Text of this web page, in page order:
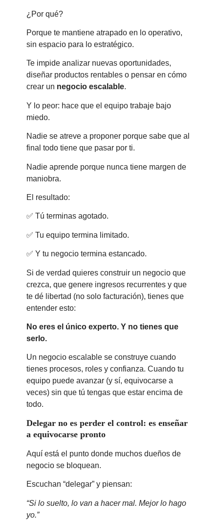
¿Por qué?
Porque te mantiene atrapado en lo operativo,
sin espacio para lo estratégico.
Te impide analizar nuevas oportunidades,
diseñar productos rentables o pensar en cómo
crear un negocio escalable.
Y lo peor: hace que el equipo trabaje bajo
miedo.
Nadie se atreve a proponer porque sabe que al
final todo tiene que pasar por ti.
Nadie aprende porque nunca tiene margen de
maniobra.
El resultado:
✅ Tú terminas agotado.
✅ Tu equipo termina limitado.
✅ Y tu negocio termina estancado.
Si de verdad quieres construir un negocio que
crezca, que genere ingresos recurrentes y que
te dé libertad (no solo facturación), tienes que
entender esto:
No eres el único experto. Y no tienes que
serlo.
Un negocio escalable se construye cuando
tienes procesos, roles y confianza. Cuando tu
equipo puede avanzar (y sí, equivocarse a
veces) sin que tú tengas que estar encima de
todo.
Delegar no es perder el control: es enseñar
a equivocarse pronto
Aquí está el punto donde muchos dueños de
negocio se bloquean.
Escuchan “delegar” y piensan:
“Si lo suelto, lo van a hacer mal. Mejor lo hago
yo.”